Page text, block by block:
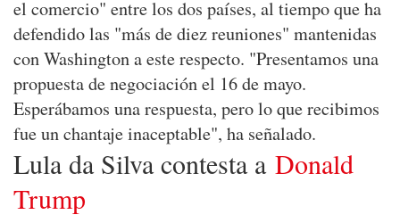
el comercio" entre los dos países, al tiempo que ha
defendido las "más de diez reuniones" mantenidas
con Washington a este respecto. "Presentamos una
propuesta de negociación el 16 de mayo.
Esperábamos una respuesta, pero lo que recibimos
fue un chantaje inaceptable", ha señalado.
Lula da Silva contesta a Donald
Trump